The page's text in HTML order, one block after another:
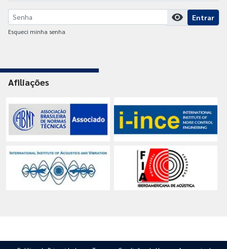
visibility Entrar
Esqueci minha senha
Afiliações